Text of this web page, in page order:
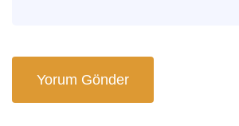
Yorum Gönder